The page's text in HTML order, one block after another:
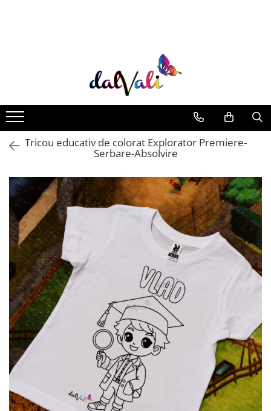
CARIOCI
Tricou educativ de colorat Explorator Premiere-
Serbare-Absolvire